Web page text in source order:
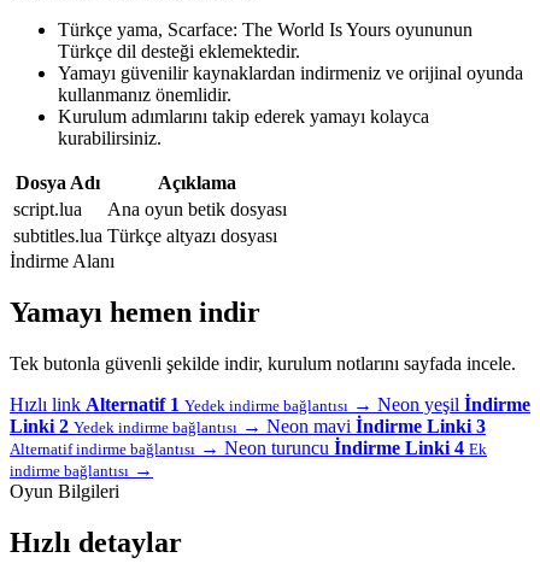
Türkçe yama, Scarface: The World Is Yours oyununun
Türkçe dil desteği eklemektedir.
Yamayı güvenilir kaynaklardan indirmeniz ve orijinal oyunda
kullanmanız önemlidir.
Kurulum adımlarını takip ederek yamayı kolayca
kurabilirsiniz.
Dosya Adı
Açıklama
script.lua
Ana oyun betik dosyası
subtitles.lua Türkçe altyazı dosyası
İndirme Alanı
Yamayı hemen indir
Tek butonla güvenli şekilde indir, kurulum notlarını sayfada incele.
Hızlı link Alternatif 1 Yedek indirme bağlantısı → Neon yeşil İndirme
Linki 2 Yedek indirme bağlantısı → Neon mavi İndirme Linki 3
Alternatif indirme bağlantısı → Neon turuncu İndirme Linki 4 Ek
indirme bağlantısı →
Oyun Bilgileri
Hızlı detaylar